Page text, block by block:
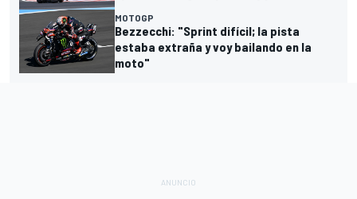
MOTOGP
Bezzecchi: "Sprint difícil; la pista
estaba extraña y voy bailando en la
moto"